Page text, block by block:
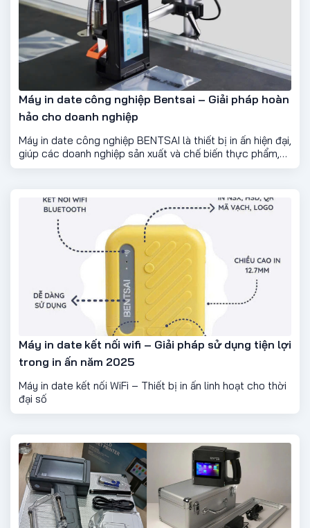
Máy in date công nghiệp Bentsai – Giải pháp hoàn
hảo cho doanh nghiệp
Máy in date công nghiệp BENTSAI là thiết bị in ấn hiện đại,
giúp các doanh nghiệp sản xuất và chế biến thực phẩm,
dược phẩm, hoá mỹ phẩm, và nhiều ngành nghề khác... có
bì sản phẩm. Với công nghệ tiên tiến, máy in date
BENTSAI mang đến giải pháp tối ưu cho việc quản lý sản
phẩm và bảo đảm chất lượng.
Máy in date kết nối wifi – Giải pháp sử dụng tiện lợi
trong in ấn năm 2025
Máy in date kết nối WiFi – Thiết bị in ấn linh hoạt cho thời
đại số